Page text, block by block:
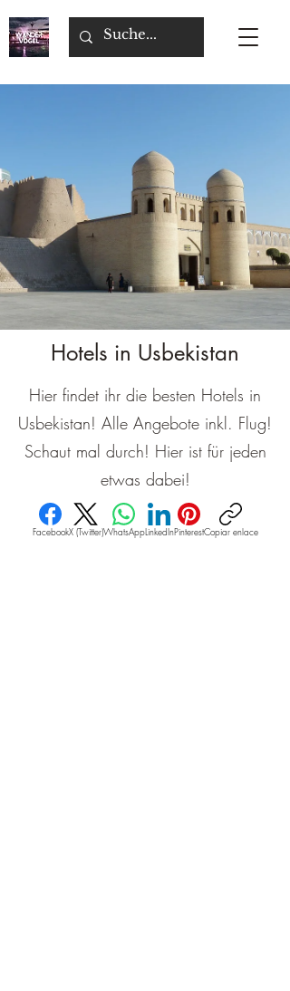
Hotels in Usbekistan
Hier findet ihr die besten Hotels in
Usbekistan! Alle Angebote inkl. Flug!
Schaut mal durch! Hier ist für jeden
etwas dabei!
FacebookX (Twitter)WhatsAppLinkedInPinterestCopiar enlace